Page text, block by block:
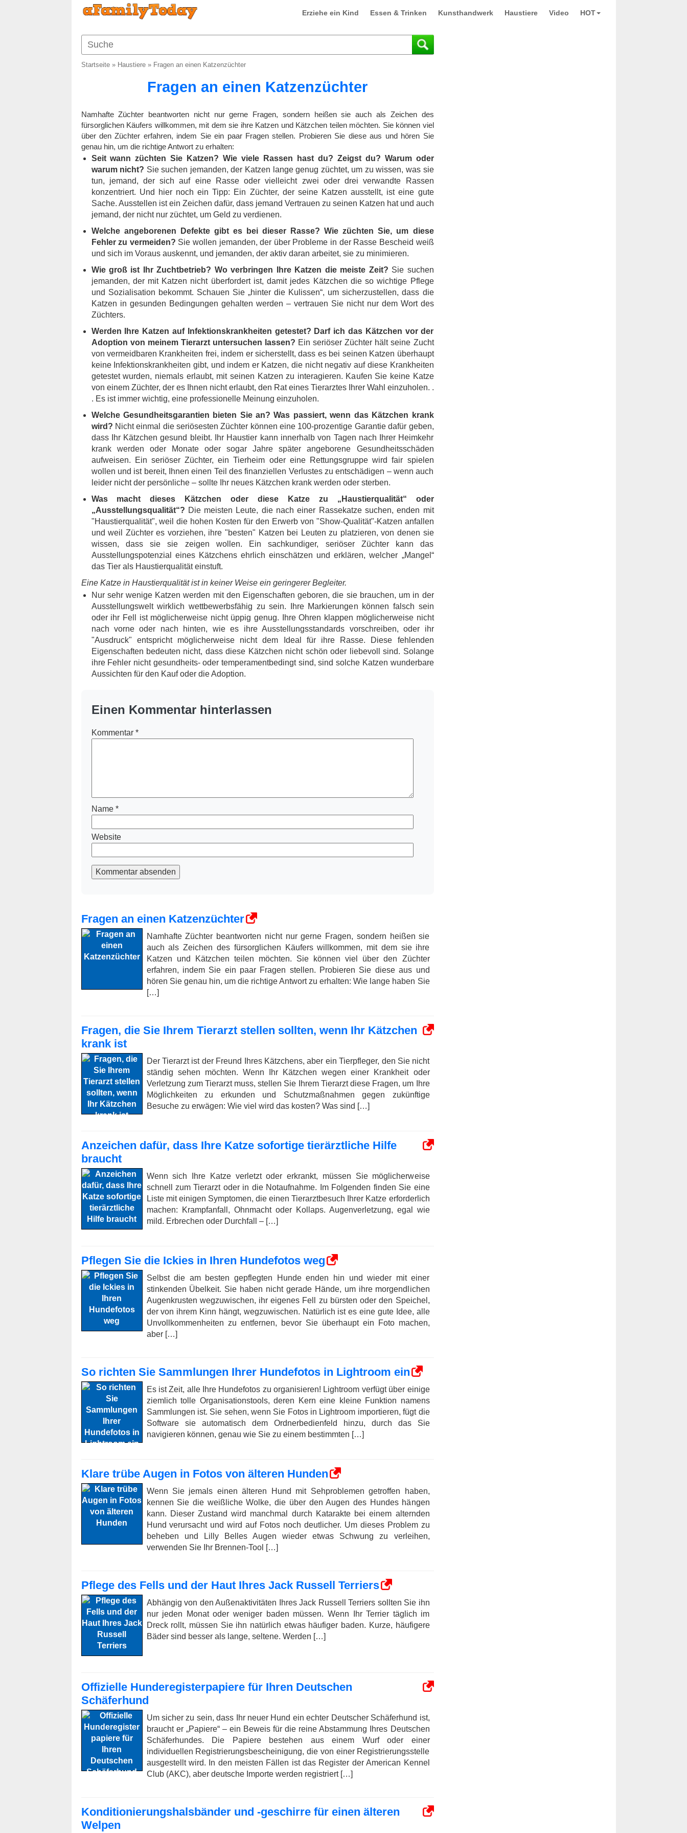
Erziehe ein Kind Essen & Trinken Kunsthandwerk Haustiere Video HOT
Startseite» Haustiere» Fragen an einen Katzenzüchter
Fragen an einen Katzenzüchter
Namhafte Züchter beantworten nicht nur gerne Fragen, sondern heißen sie auch als Zeichen des
fürsorglichen Käufers willkommen, mit dem sie ihre Katzen und Kätzchen teilen möchten. Sie können viel
über den Züchter erfahren, indem Sie ein paar Fragen stellen. Probieren Sie diese aus und hören Sie
genau hin, um die richtige Antwort zu erhalten:
Seit wann züchten Sie Katzen? Wie viele Rassen hast du? Zeigst du? Warum oder
warum nicht? Sie suchen jemanden, der Katzen lange genug züchtet, um zu wissen, was sie
tun, jemand, der sich auf eine Rasse oder vielleicht zwei oder drei verwandte Rassen
konzentriert. Und hier noch ein Tipp: Ein Züchter, der seine Katzen ausstellt, ist eine gute
Sache. Ausstellen ist ein Zeichen dafür, dass jemand Vertrauen zu seinen Katzen hat und auch
jemand, der nicht nur züchtet, um Geld zu verdienen.
Welche angeborenen Defekte gibt es bei dieser Rasse? Wie züchten Sie, um diese
Fehler zu vermeiden? Sie wollen jemanden, der über Probleme in der Rasse Bescheid weiß
und sich im Voraus auskennt, und jemanden, der aktiv daran arbeitet, sie zu minimieren.
Wie groß ist Ihr Zuchtbetrieb? Wo verbringen Ihre Katzen die meiste Zeit? Sie suchen
jemanden, der mit Katzen nicht überfordert ist, damit jedes Kätzchen die so wichtige Pflege
und Sozialisation bekommt. Schauen Sie „hinter die Kulissen“, um sicherzustellen, dass die
Katzen in gesunden Bedingungen gehalten werden – vertrauen Sie nicht nur dem Wort des
Züchters.
Werden Ihre Katzen auf Infektionskrankheiten getestet? Darf ich das Kätzchen vor der
Adoption von meinem Tierarzt untersuchen lassen? Ein seriöser Züchter hält seine Zucht
von vermeidbaren Krankheiten frei, indem er sicherstellt, dass es bei seinen Katzen überhaupt
keine Infektionskrankheiten gibt, und indem er Katzen, die nicht negativ auf diese Krankheiten
getestet wurden, niemals erlaubt, mit seinen Katzen zu interagieren. Kaufen Sie keine Katze
von einem Züchter, der es Ihnen nicht erlaubt, den Rat eines Tierarztes Ihrer Wahl einzuholen. .
. Es ist immer wichtig, eine professionelle Meinung einzuholen.
Welche Gesundheitsgarantien bieten Sie an? Was passiert, wenn das Kätzchen krank
wird? Nicht einmal die seriösesten Züchter können eine 100-prozentige Garantie dafür geben,
dass Ihr Kätzchen gesund bleibt. Ihr Haustier kann innerhalb von Tagen nach Ihrer Heimkehr
krank werden oder Monate oder sogar Jahre später angeborene Gesundheitsschäden
aufweisen. Ein seriöser Züchter, ein Tierheim oder eine Rettungsgruppe wird fair spielen
wollen und ist bereit, Ihnen einen Teil des finanziellen Verlustes zu entschädigen – wenn auch
leider nicht der persönliche – sollte Ihr neues Kätzchen krank werden oder sterben.
Was macht dieses Kätzchen oder diese Katze zu „Haustierqualität“ oder
„Ausstellungsqualität“? Die meisten Leute, die nach einer Rassekatze suchen, enden mit
"Haustierqualität", weil die hohen Kosten für den Erwerb von "Show-Qualität"-Katzen anfallen
und weil Züchter es vorziehen, ihre "besten" Katzen bei Leuten zu platzieren, von denen sie
wissen, dass sie sie zeigen wollen. Ein sachkundiger, seriöser Züchter kann das
Ausstellungspotenzial eines Kätzchens ehrlich einschätzen und erklären, welcher „Mangel“
das Tier als Haustierqualität einstuft.
Eine Katze in Haustierqualität ist in keiner Weise ein geringerer Begleiter.
Nur sehr wenige Katzen werden mit den Eigenschaften geboren, die sie brauchen, um in der
Ausstellungswelt wirklich wettbewerbsfähig zu sein. Ihre Markierungen können falsch sein
oder ihr Fell ist möglicherweise nicht üppig genug. Ihre Ohren klappen möglicherweise nicht
nach vorne oder nach hinten, wie es ihre Ausstellungsstandards vorschreiben, oder ihr
"Ausdruck" entspricht möglicherweise nicht dem Ideal für ihre Rasse. Diese fehlenden
Eigenschaften bedeuten nicht, dass diese Kätzchen nicht schön oder liebevoll sind. Solange
ihre Fehler nicht gesundheits- oder temperamentbedingt sind, sind solche Katzen wunderbare
Aussichten für den Kauf oder die Adoption.
Einen Kommentar hinterlassen
Kommentar *
Name *
Website
Kommentar absenden
Fragen an einen Katzenzüchter
Namhafte Züchter beantworten nicht nur gerne Fragen, sondern heißen sie
auch als Zeichen des fürsorglichen Käufers willkommen, mit dem sie ihre
Katzen und Kätzchen teilen möchten. Sie können viel über den Züchter
erfahren, indem Sie ein paar Fragen stellen. Probieren Sie diese aus und
hören Sie genau hin, um die richtige Antwort zu erhalten: Wie lange haben Sie
[…]
Fragen, die Sie Ihrem Tierarzt stellen sollten, wenn Ihr Kätzchen
krank ist
Der Tierarzt ist der Freund Ihres Kätzchens, aber ein Tierpfleger, den Sie nicht
ständig sehen möchten. Wenn Ihr Kätzchen wegen einer Krankheit oder
Verletzung zum Tierarzt muss, stellen Sie Ihrem Tierarzt diese Fragen, um Ihre
Möglichkeiten zu erkunden und Schutzmaßnahmen gegen zukünftige
Besuche zu erwägen: Wie viel wird das kosten? Was sind […]
Anzeichen dafür, dass Ihre Katze sofortige tierärztliche Hilfe
braucht
Wenn sich Ihre Katze verletzt oder erkrankt, müssen Sie möglicherweise
schnell zum Tierarzt oder in die Notaufnahme. Im Folgenden finden Sie eine
Liste mit einigen Symptomen, die einen Tierarztbesuch Ihrer Katze erforderlich
machen: Krampfanfall, Ohnmacht oder Kollaps. Augenverletzung, egal wie
mild. Erbrechen oder Durchfall – […]
Pflegen Sie die Ickies in Ihren Hundefotos weg
Selbst die am besten gepflegten Hunde enden hin und wieder mit einer
stinkenden Übelkeit. Sie haben nicht gerade Hände, um ihre morgendlichen
Augenkrusten wegzuwischen, ihr eigenes Fell zu bürsten oder den Speichel,
der von ihrem Kinn hängt, wegzuwischen. Natürlich ist es eine gute Idee, alle
Unvollkommenheiten zu entfernen, bevor Sie überhaupt ein Foto machen,
aber […]
So richten Sie Sammlungen Ihrer Hundefotos in Lightroom ein
Es ist Zeit, alle Ihre Hundefotos zu organisieren! Lightroom verfügt über einige
ziemlich tolle Organisationstools, deren Kern eine kleine Funktion namens
Sammlungen ist. Sie sehen, wenn Sie Fotos in Lightroom importieren, fügt die
Software sie automatisch dem Ordnerbedienfeld hinzu, durch das Sie
navigieren können, genau wie Sie zu einem bestimmten […]
Klare trübe Augen in Fotos von älteren Hunden
Wenn Sie jemals einen älteren Hund mit Sehproblemen getroffen haben,
kennen Sie die weißliche Wolke, die über den Augen des Hundes hängen
kann. Dieser Zustand wird manchmal durch Katarakte bei einem alternden
Hund verursacht und wird auf Fotos noch deutlicher. Um dieses Problem zu
beheben und Lilly Belles Augen wieder etwas Schwung zu verleihen,
verwenden Sie Ihr Brennen-Tool […]
Pflege des Fells und der Haut Ihres Jack Russell Terriers
Abhängig von den Außenaktivitäten Ihres Jack Russell Terriers sollten Sie ihn
nur jeden Monat oder weniger baden müssen. Wenn Ihr Terrier täglich im
Dreck rollt, müssen Sie ihn natürlich etwas häufiger baden. Kurze, häufigere
Bäder sind besser als lange, seltene. Werden […]
Offizielle Hunderegisterpapiere für Ihren Deutschen
Schäferhund
Um sicher zu sein, dass Ihr neuer Hund ein echter Deutscher Schäferhund ist,
braucht er „Papiere“ – ein Beweis für die reine Abstammung Ihres Deutschen
Schäferhundes. Die Papiere bestehen aus einem Wurf oder einer
individuellen Registrierungsbescheinigung, die von einer Registrierungsstelle
ausgestellt wird. In den meisten Fällen ist das Register der American Kennel
Club (AKC), aber deutsche Importe werden registriert […]
Konditionierungshalsbänder und -geschirre für einen älteren
Welpen